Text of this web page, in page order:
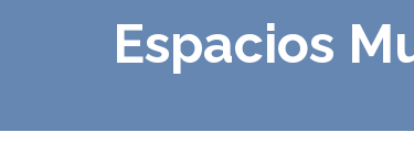
Espacios